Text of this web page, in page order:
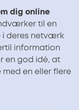
dig online
til en
i deres netværk
information
en god idé, at
med en eller flere